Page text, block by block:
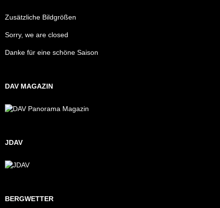
Zusätzliche Bildgrößen
Sorry, we are closed
Danke für eine schöne Saison
DAV MAGAZIN
JDAV
BERGWETTER